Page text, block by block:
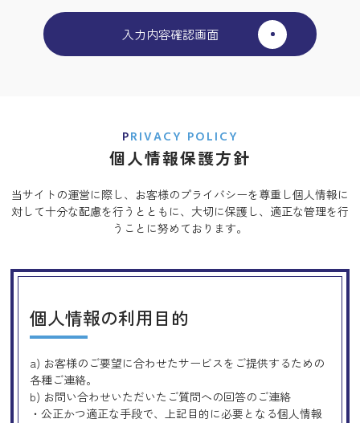
PRIVACY POLICY
個人情報保護方針
当サイトの運営に際し、お客様のプライバシーを尊重し個人情報に
対して十分な配慮を行うとともに、 大切に保護し、適正な管理を行
うことに努めております。
個人情報の利用目的
a) お客様のご要望に合わせたサービスをご提供するための
各種ご連絡。
b) お問い合わせいただいたご質問への回答のご連絡
・公正かつ適正な手段で、上記目的に必要となる個人情報